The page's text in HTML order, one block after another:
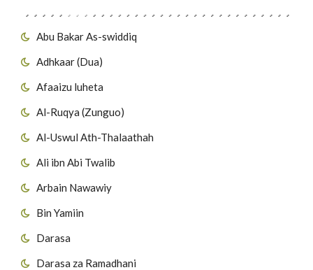
Abu Bakar As-swiddiq
Adhkaar (Dua)
Afaaizu luheta
Al-Ruqya (Zunguo)
Al-Uswul Ath-Thalaathah
Ali ibn Abi Twalib
Arbain Nawawiy
Bin Yamiin
Darasa
Darasa za Ramadhani